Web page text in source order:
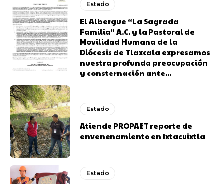
Estado
El Albergue “La Sagrada
Familia” A.C. y la Pastoral de
Movilidad Humana de la
Diócesis de Tlaxcala expresamos
nuestra profunda preocupación
y consternación ante...
Estado
Atiende PROPAET reporte de
envenenamiento en Ixtacuixtla
Estado